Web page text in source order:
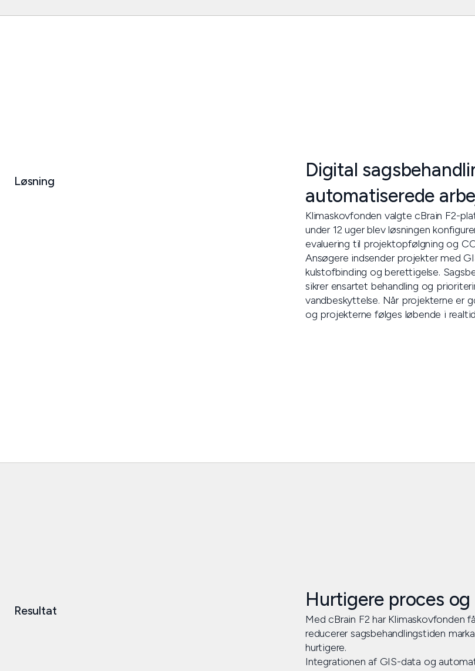
Løsning
Digital
automatiserede
Klimaskovfonden valgte cBrain F2-
under 12 uger blev løsningen
evaluering til projektopfølgning og
Ansøgere indsender projekter med
kulstofbinding og berettigelse.
sikrer ensartet behandling og
vandbeskyttelse. Når projekterne er
og projekterne følges løbende i
Resultat Hurtigere proces
Med cBrain F2 har
reducerer sagsbehandlingstiden
hurtigere.
Integrationen af GIS-data og